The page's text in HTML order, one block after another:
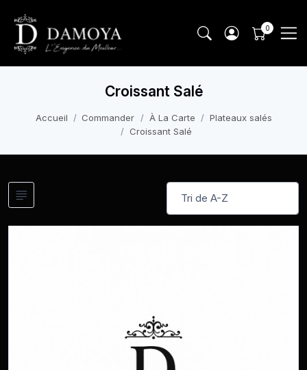
Croissant Salé
Accueil Commander À La Carte
Plateaux salés
Croissant Salé